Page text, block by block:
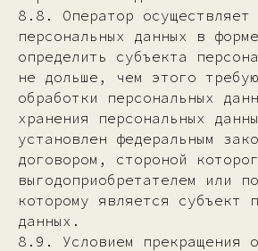
8.8. Оператор осуществляет
персональных данных в
определить субъекта
не дольше, чем этого
обработки персональных
хранения персональных
установлен федеральным
договором, стороной
выгодоприобретателем или
которому является субъект
данных.
8.9. Условием прекращения